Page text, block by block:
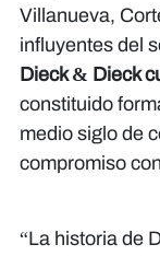
Villanueva,
influyentes del
Dieck & Dieck
constituido
medio siglo de
compromiso
“La historia de